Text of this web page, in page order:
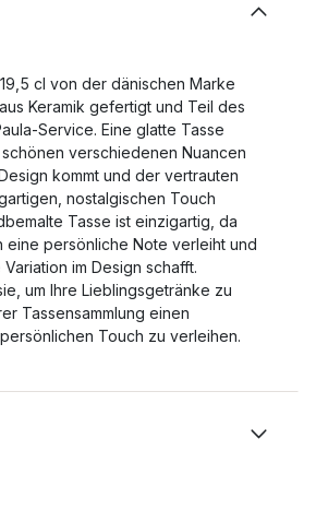
cl von der dänischen Marke
Keramik gefertigt und Teil des
Service. Eine glatte Tasse
verschiedenen Nuancen
kommt und der vertrauten
nostalgischen Touch
Tasse ist einzigartig, da
eine persönliche Note verleiht und
im Design schafft.
um Ihre Lieblingsgetränke zu
Tassensammlung einen
Touch zu verleihen.